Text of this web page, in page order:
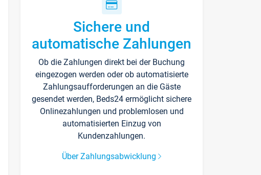
Sichere und
automatische Zahlungen
Ob die Zahlungen direkt bei der Buchung
eingezogen werden oder ob automatisierte
Zahlungsaufforderungen an die Gäste
gesendet werden, Beds24 ermöglicht sichere
Onlinezahlungen und problemlosen und
automatisierten Einzug von
Kundenzahlungen.
Über Zahlungsabwicklung